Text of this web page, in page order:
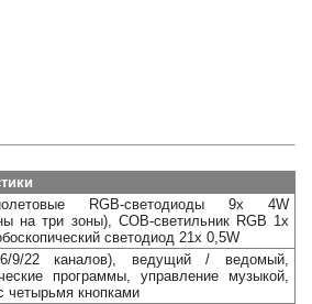
RGB-светодиоды 9x 4W
на три зоны), COB-светильник RGB 1x
светодиод 21x 0,5W
9/22 каналов), ведущий / ведомый,
программы, управление музыкой,
четырьмя кнопками